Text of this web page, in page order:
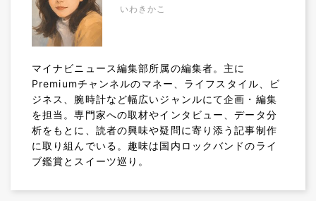
いわきかこ
マイナビニュース編集部所属の編集者。主に
Premiumチャンネルのマネー、ライフスタイル、ビ
ジネス、腕時計など幅広いジャンルにて企画・編集
を担当。専門家への取材やインタビュー、データ分
析をもとに、読者の興味や疑問に寄り添う記事制作
に取り組んでいる。趣味は国内ロックバンドのライ
ブ鑑賞とスイーツ巡り。